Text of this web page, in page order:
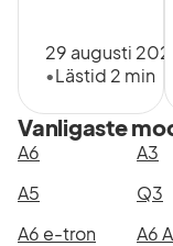
29 augusti 2025
•Lästid 2 min
Vanligaste
A6 A3
A5
Q3
A6 e-tron
A6